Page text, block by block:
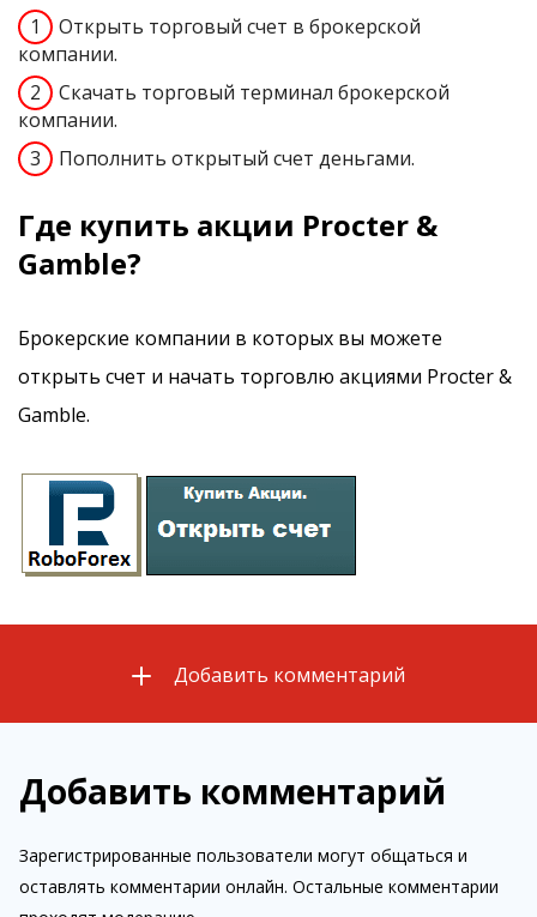
Открыть торговый счет в брокерской
компании.
Скачать торговый терминал брокерской
компании.
Пополнить открытый счет деньгами.
Где купить акции Procter &
Gamble?
Брокерские компании в которых вы можете
открыть счет и начать торговлю акциями Procter &
Gamble.
Добавить комментарий
Добавить комментарий
Зарегистрированные пользователи могут общаться и
оставлять комментарии онлайн. Остальные комментарии